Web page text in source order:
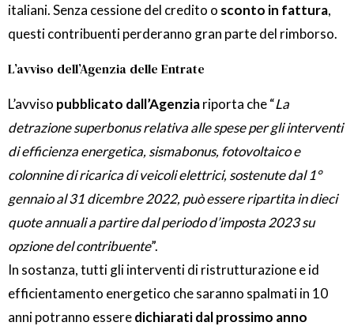
italiani. Senza cessione del credito o sconto in fattura,
questi contribuenti perderanno gran parte del rimborso.
L’avviso dell’Agenzia delle Entrate
L’avviso pubblicato dall’Agenziariporta che “La
detrazione superbonus relativa alle spese per gli interventi
di efficienza energetica, sismabonus, fotovoltaico e
colonnine di ricarica di veicoli elettrici, sostenute dal 1°
gennaio al 31 dicembre 2022, può essere ripartita in dieci
quote annuali a partire dal periodo d’imposta 2023 su
opzione del contribuente”.
In sostanza, tutti gli interventi di ristrutturazione e id
efficientamento energetico che saranno spalmati in 10
anni potranno esseredichiarati dal prossimo anno